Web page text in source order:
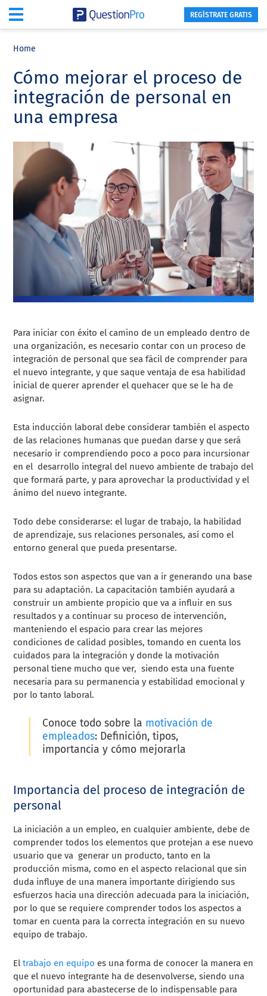
content
sidebar
REGÍSTRATE GRATIS
Home
Cómo mejorar el proceso de
integración de personal en
una empresa
Para iniciar con éxito el camino de un empleado dentro de
una organización, es necesario contar con un proceso de
integración de personal que sea fácil de comprender para
el nuevo integrante, y que saque ventaja de esa habilidad
inicial de querer aprender el quehacer que se le ha de
asignar.
Esta inducción laboral debe considerar también el aspecto
de las relaciones humanas que puedan darse y que será
necesario ir comprendiendo poco a poco para incursionar
en el desarrollo integral del nuevo ambiente de trabajo del
que formará parte, y para aprovechar la productividad y el
ánimo del nuevo integrante.
Todo debe considerarse: el lugar de trabajo, la habilidad
de aprendizaje, sus relaciones personales, así como el
entorno general que pueda presentarse.
Todos estos son aspectos que van a ir generando una base
para su adaptación. La capacitación también ayudará a
construir un ambiente propicio que va a influir en sus
resultados y a continuar su proceso de intervención,
manteniendo el espacio para crear las mejores
condiciones de calidad posibles, tomando en cuenta los
cuidados para la integración y donde la motivación
personal tiene mucho que ver, siendo esta una fuente
necesaria para su permanencia y estabilidad emocional y
por lo tanto laboral.
Conoce todo sobre la motivación de
empleados: Definición, tipos,
importancia y cómo mejorarla
Importancia del proceso de integración de
personal
La iniciación a un empleo, en cualquier ambiente, debe de
comprender todos los elementos que protejan a ese nuevo
usuario que va generar un producto, tanto en la
producción misma, como en el aspecto relacional que sin
duda influye de una manera importante dirigiendo sus
esfuerzos hacia una dirección adecuada para la iniciación,
por lo que se requiere comprender todos los aspectos a
tomar en cuenta para la correcta integración en su nuevo
equipo de trabajo.
Eltrabajo en equipo es una forma de conocer la manera en
que el nuevo integrante ha de desenvolverse, siendo una
oportunidad para abastecerse de lo indispensable para